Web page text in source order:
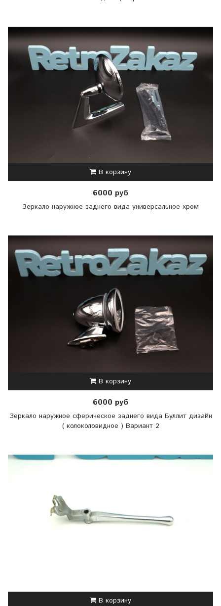
В корзину
6000 руб
Зеркало наружное заднего вида универсальное хром
В корзину
6000 руб
Зеркало наружное сферическое заднего вида Буллит дизайн
( колоколовидное ) Вариант 2
В корзину